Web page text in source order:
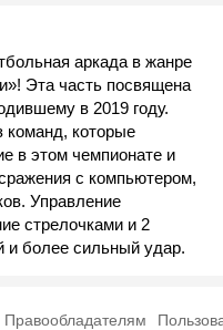
аркада в жанре
Эта часть посвящена
в 2019 году.
команд, которые
в этом чемпионате и
с компьютером,
Управление
стрелочками и 2
более сильный удар.
Правообладателям